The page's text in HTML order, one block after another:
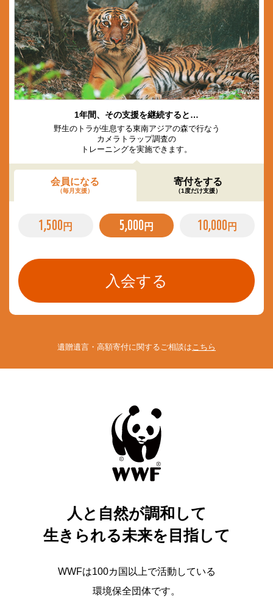
© Vladimir Filonov / WWF
1年間、その支援を継続すると…
野生のトラが生息する東南アジアの森で行なう
カメラトラップ調査の
トレーニングを実施できます。
会員になる
（毎月支援）
寄付をする
（1度だけ支援）
1,500 円 5,000 円 10,000 円
遺贈遺言・高額寄付に関するご相談は こちら
人と自然が調和して
生きられる未来を目指して
WWFは100カ国以上で活動している
環境保全団体です。